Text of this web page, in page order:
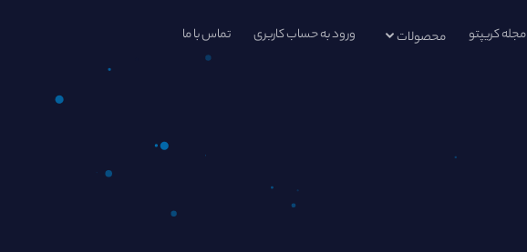
مجله کریپتو محصولات ورود به حساب کاربری تماس با ما